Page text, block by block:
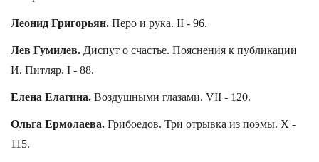
Леонид Григорьян. Перо и рука. II - 96.
Лев Гумилев. Диспут о счастье. Пояснения к публикации
И. Питляр. I - 88.
Елена Елагина. Воздушными глазами. VII - 120.
Ольга Ермолаева. Грибоедов. Три отрывка из поэмы. X -
115.